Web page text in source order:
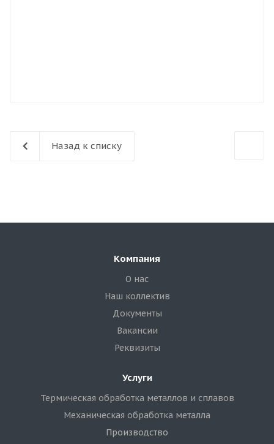
Назад к списку
Компания
О нас
Наш коллектив
Документы
Вакансии
Реквизиты
Услуги
Термическая обработка металлов и сплавов
Механическая обработка металла
Производство